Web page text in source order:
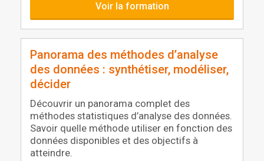
Voir la formation
Panorama des méthodes d’analyse
des données : synthétiser, modéliser,
décider
Découvrir un panorama complet des
méthodes statistiques d’analyse des données.
Savoir quelle méthode utiliser en fonction des
données disponibles et des objectifs à
atteindre.